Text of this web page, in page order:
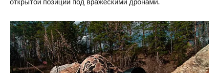
открытой позиции под вражескими дронами.